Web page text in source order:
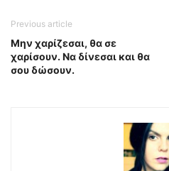
Previous article
Μην χαρίζεσαι, θα σε
χαρίσουν. Να δίνεσαι και θα
σου δώσουν.